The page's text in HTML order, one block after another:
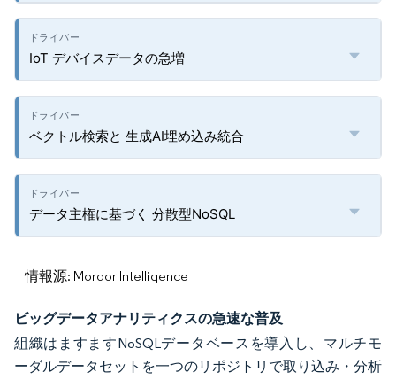
IoT デバイスデータの急増
ベクトル検索と 生成AI埋め込み統合
データ主権に基づく 分散型NoSQL
情報源: Mordor Intelligence
ビッグデータアナリティクスの急速な普及
組織はますますNoSQLデータベースを導入し、マルチモ
ーダルデータセットを一つのリポジトリで取り込み・分析